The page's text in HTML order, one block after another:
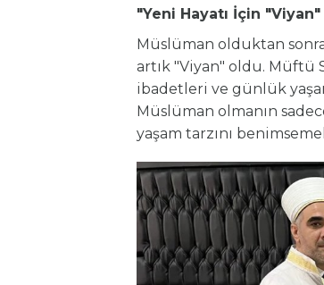
"Yeni Hayatı İçin
Müslüman olduktan
artık "Viyan" oldu. Müftü
ibadetleri ve günlük
Müslüman olmanın
yaşam tarzını